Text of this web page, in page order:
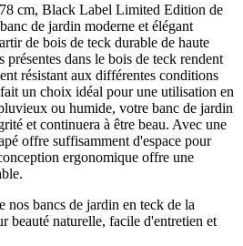
cm, Black Label Limited Edition de
de jardin moderne et élégant
de bois de teck durable de haute
dans le bois de teck rendent
résistant aux différentes conditions
un choix idéal pour une utilisation en
ou humide, votre banc de jardin
et continuera à être beau. Avec une
offre suffisamment d'espace pour
ergonomique offre une
nos bancs de jardin en teck de la
beauté naturelle, facile d'entretien et